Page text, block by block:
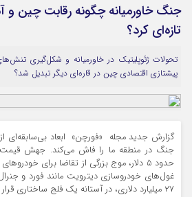
جنگ خاورمیانه چگونه رقابت چین و
تازه‌ای کرد؟
تحولات ژئوپلیتیک در خاورمیانه و شکل‌گیری
پیشتازی اقتصادی چین در قاره‌ای دیگر تبدیل شد؟
گزارش جدید مجله «فورچن» ابعاد بی‌سابقه‌ای
جنگ در منطقه ما را فاش می‌کند. جهش قیمت
حدود ۵ دلار، موج بزرگی از تقاضا برای
غول‌های خودروسازی دیترویت مانند فورد و
۲۷ میلیارد دلاری، در آستانه یک فلج ساختاری قرار گرفته‌اند.